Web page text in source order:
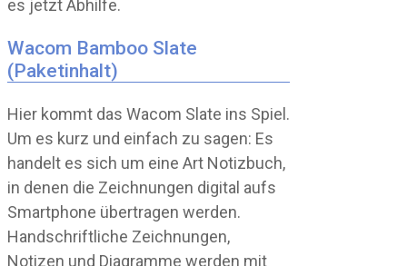
es jetzt Abhilfe.
Wacom Bamboo Slate
(Paketinhalt)
Hier kommt das Wacom Slate ins Spiel.
Um es kurz und einfach zu sagen: Es
handelt es sich um eine Art Notizbuch,
in denen die Zeichnungen digital aufs
Smartphone übertragen werden.
Handschriftliche Zeichnungen,
Notizen und Diagramme werden mit